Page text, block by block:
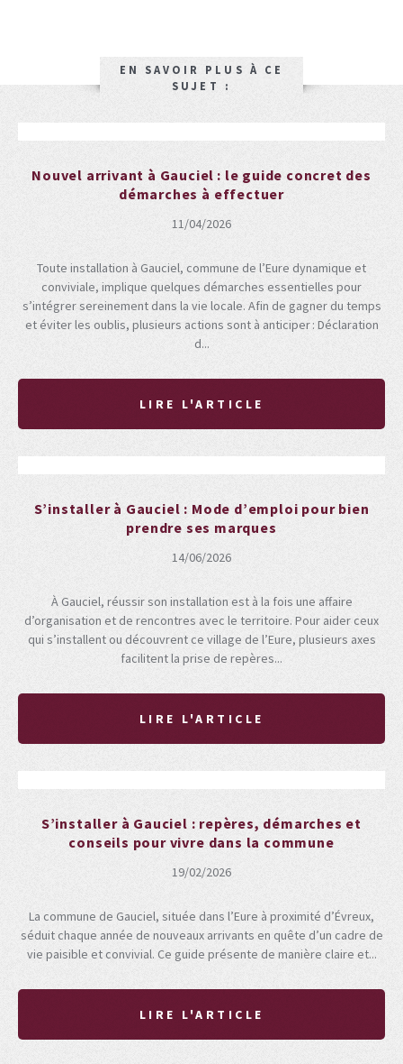
EN SAVOIR PLUS À CE
SUJET :
Nouvel arrivant à Gauciel : le guide concret des
démarches à effectuer
11/04/2026
Toute installation à Gauciel, commune de l’Eure dynamique et
conviviale, implique quelques démarches essentielles pour
s’intégrer sereinement dans la vie locale. Afin de gagner du temps
et éviter les oublis, plusieurs actions sont à anticiper : Déclaration
d...
LIRE L'ARTICLE
S’installer à Gauciel : Mode d’emploi pour bien
prendre ses marques
14/06/2026
À Gauciel, réussir son installation est à la fois une affaire
d’organisation et de rencontres avec le territoire. Pour aider ceux
qui s’installent ou découvrent ce village de l’Eure, plusieurs axes
facilitent la prise de repères...
LIRE L'ARTICLE
S’installer à Gauciel : repères, démarches et
conseils pour vivre dans la commune
19/02/2026
La commune de Gauciel, située dans l’Eure à proximité d’Évreux,
séduit chaque année de nouveaux arrivants en quête d’un cadre de
vie paisible et convivial. Ce guide présente de manière claire et...
LIRE L'ARTICLE